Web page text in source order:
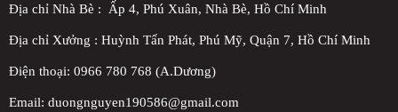
Địa chỉ Nhà Bè : Ấp 4, Phú Xuân, Nhà Bè, Hồ Chí Minh
Địa chỉ Xưởng : Huỳnh Tấn Phát, Phú Mỹ, Quận 7, Hồ Chí Minh
Điện thoại: 0966 780 768 (A.Dương)
Email: duongnguyen190586@gmail.com